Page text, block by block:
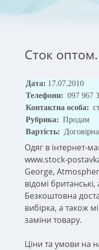
Сток
Дата: 17.07.2010
Телефони: 097 967
Контактна особа:
Рубрика: Продам
Вартість: Договірна
Одяг в інтернет-
www.stock-
George,
відомі
Безкоштовна
вибірка, а також
заміни товару.
Ціни та умови на